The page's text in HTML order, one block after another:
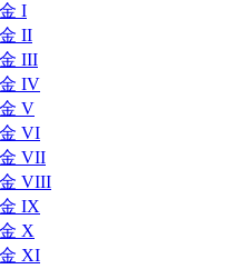
I
II
III
IV
V
VI
VII
VIII
IX
X
XI